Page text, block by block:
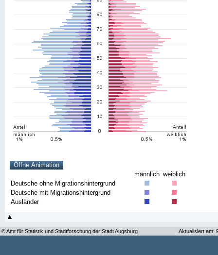
männlich weiblich
Deutsche ohne Migrationshintergrund
Deutsche mit Migrationshintergrund
Ausländer
© Amt für Statistik und Stadtforschung der Stadt Augsburg Aktualisiert am: